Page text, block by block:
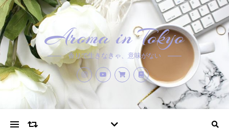
Aroma in Tokyo
香りで生きなきゃ、意味がない